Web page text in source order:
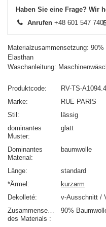
Haben Sie eine Frage? Wir
Anrufen +48 601 547 740
Materialzusammensetzung:
Elasthan
Waschanleitung:
Produktcode
RV-TS-
Marke
RUE PARIS
Stil
lässig
dominantes
Muster
glatt
Dominantes
Material
baumwolle
Länge
standard
*Ärmel
kurzarm
Dekolleté
v-Ausschnitt /
Zusammensetzung
des Materials
90%